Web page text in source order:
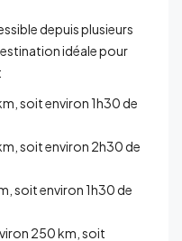
depuis plusieurs
idéale pour
soit environ 1h30 de
soit environ 2h30 de
soit environ 1h30 de
250 km, soit